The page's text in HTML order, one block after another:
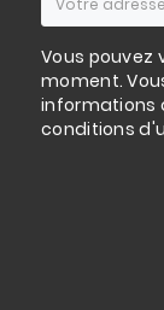
Vous pouvez
moment.
informations
conditions